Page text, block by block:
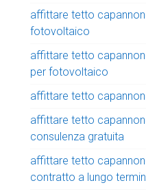
affittare tetto
fotovoltaico
affittare tetto
per fotovoltaico
affittare tetto
affittare tetto
consulenza gratuita
affittare tetto
contratto a lungo